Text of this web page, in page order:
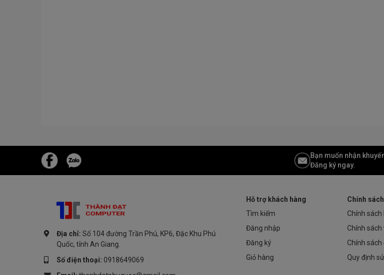
Bạn muốn nhận
Đăng ký ngay.
Địa chỉ: Số 104 đường Trần Phú, KP6, Đặc Khu Phú
Quốc, tỉnh An Giang.
Số điện thoại: 0918649069
Hỗ trợ khách hàng
Tìm kiếm
Đăng nhập
Đăng ký
Giỏ hàng
Chính sách
Chính
Chính sách
Chính sách
Quy định